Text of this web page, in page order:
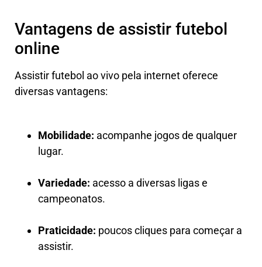
Vantagens de assistir futebol
online
Assistir futebol ao vivo pela internet oferece
diversas vantagens:
Mobilidade: acompanhe jogos de qualquer
lugar.
Variedade: acesso a diversas ligas e
campeonatos.
Praticidade: poucos cliques para começar a
assistir.